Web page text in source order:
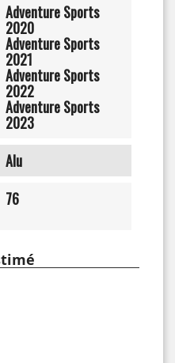
Adventure Sports
2020
Adventure Sports
2021
Adventure Sports
2022
Adventure Sports
2023
Alu
76